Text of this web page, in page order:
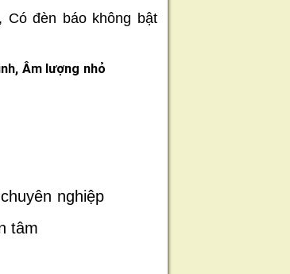
Có đèn báo không bật
Âm lượng nhỏ
nghiệp
tâm